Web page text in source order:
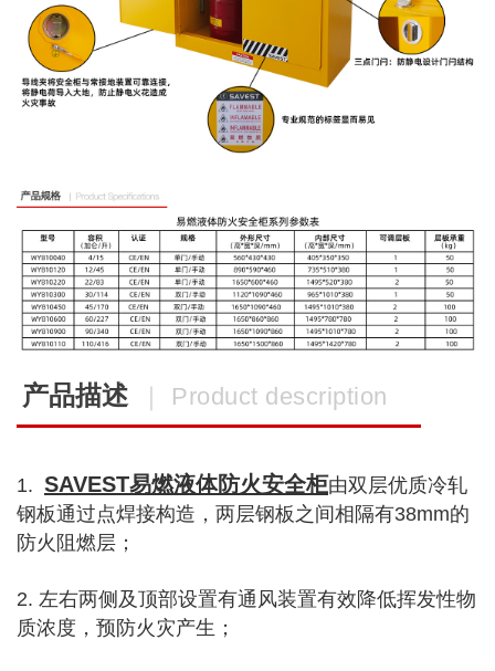
产品描述 ｜ Product description
1. SAVEST易燃液体防火安全柜由双层优质冷轧
钢板通过点焊接构造，两层钢板之间相隔有38mm的
防火阻燃层 ；
2. 左右两侧及顶部设置有通风装置有效降低挥发性物
质浓度，预防火灾产生；